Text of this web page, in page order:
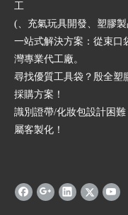
工
(、充氣玩具開發、塑膠
一站式解決方案：從束口
灣專業代工廠。
尋找優質工具袋？殷全塑
採購方案！
識別證帶/化妝包設計困
屬客製化！